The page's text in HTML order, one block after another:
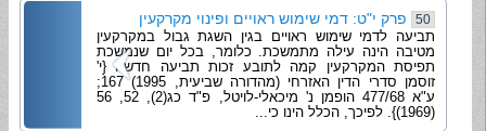
פרק י"ט: דמי שימוש ראויים ופינוי מקרקעין
תביעה לדמי שימוש ראויים בגין השגת גבול במקרקעין
מטיבה הינה עילה מתמשכת. כלומר, בכל יום שנמשכת
תפיסת המקרקעין קמה לתובע זכות תביעה חדשה {י'
זוסמן סדרי הדין האזרחי (מהדורה שביעית, 1995) 167;
ע"א 477/68 הופמן נ' מיכאלי-לויטל, פ"ד כג(2), 52, 56
(1969)}. לפיכך, הכלל הינו כי...